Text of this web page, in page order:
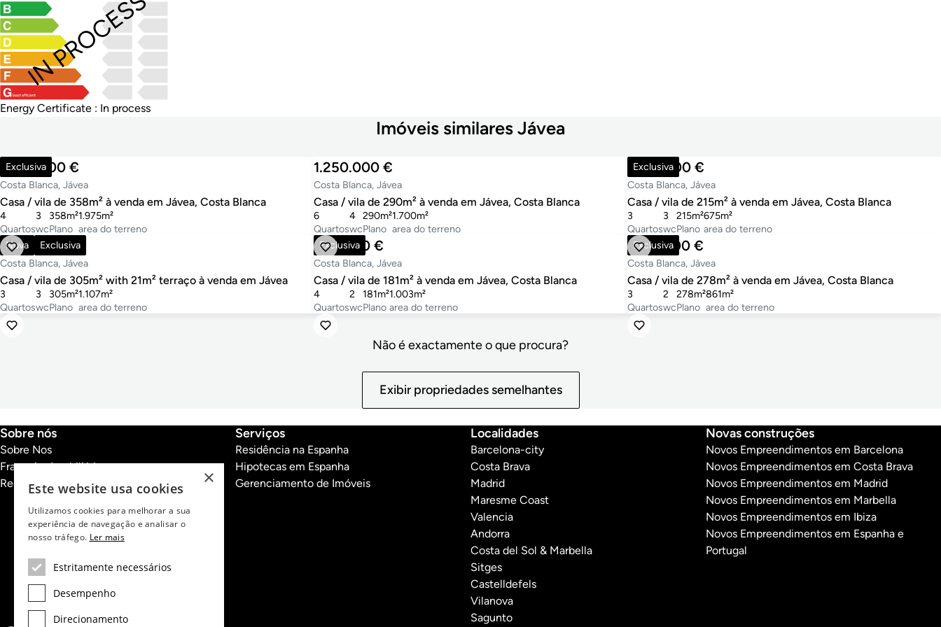
least efficient
IN PROCESS
Energy Certificate : In process
Imóveis similares Jávea
Exclusiva
1.495.000 €
Costa Blanca, Jávea
Casa / vila de 358m² à venda em Jávea, Costa Blanca
Quartos
4
wc
3
Plano
358m²
area do terreno
1.975m²
1.250.000 €
Costa Blanca, Jávea
Casa / vila de 290m² à venda em Jávea, Costa Blanca
Quartos
6
wc
4
Plano
290m²
area do terreno
1.700m²
Exclusiva
1.378.000 €
Costa Blanca, Jávea
Casa / vila de 215m² à venda em Jávea, Costa Blanca
Quartos
3
wc
3
Plano
215m²
area do terreno
675m²
Nova Exclusiva
1.035.000 €
Costa Blanca, Jávea
Casa / vila de 305m² with 21m² terraço à venda em Jávea
Quartos
3
wc
3
Plano
305m²
area do terreno
1.107m²
Exclusiva
860.000 €
Costa Blanca, Jávea
Casa / vila de 181m² à venda em Jávea, Costa Blanca
Quartos
4
wc
2
Plano
181m²
area do terreno
1.003m²
Exclusiva
1.190.000 €
Costa Blanca, Jávea
Casa / vila de 278m² à venda em Jávea, Costa Blanca
Quartos
3
wc
2
Plano
278m²
area do terreno
861m²
Não é exactamente o que procura?
Exibir propriedades semelhantes
Sobre nós
Sobre Nos
Franquias Imobiliárias
Recrutamento
Serviços
Residência na Espanha
Hipotecas em Espanha
Gerenciamento de Imóveis
Localidades
Barcelona-city
Costa Brava
Madrid
Maresme Coast
Valencia
Andorra
Costa del Sol & Marbella
Sitges
Castelldefels
Vilanova
Sagunto
Novas construções
Novos Empreendimentos em Barcelona
Novos Empreendimentos em Costa Brava
Novos Empreendimentos em Madrid
Novos Empreendimentos em Marbella
Novos Empreendimentos em Ibiza
Novos Empreendimentos em Espanha e
Portugal
×
Este website usa cookies
Utilizamos cookies para melhorar a sua
experiência de navegação e analisar o
nosso tráfego. Ler mais
Estritamente necessários
Desempenho
Direcionamento